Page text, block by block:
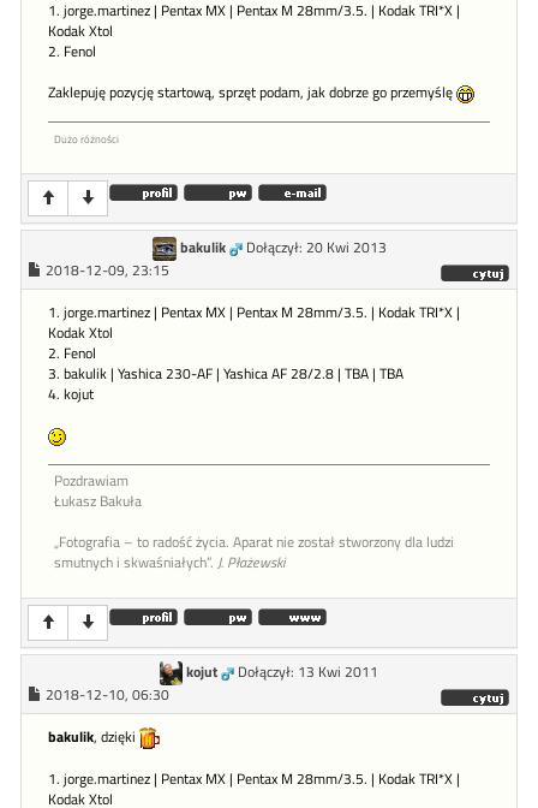
1. jorge.martinez | Pentax MX | Pentax M 28mm/3.5. | Kodak TRI*X |
Kodak Xtol
2. Fenol
Zaklepuję pozycję startową, sprzęt podam, jak dobrze go przemyślę
Dużo różności
bakulik
Dołączył: 20 Kwi 2013
2018-12-09, 23:15
1. jorge.martinez | Pentax MX | Pentax M 28mm/3.5. | Kodak TRI*X |
Kodak Xtol
2. Fenol
3. bakulik | Yashica 230-AF | Yashica AF 28/2.8 | TBA | TBA
4. kojut
Pozdrawiam
Łukasz Bakuła
„Fotografia – to radość życia. Aparat nie został stworzony dla ludzi
smutnych i skwaśniałych”. J. Płażewski
kojut
Dołączył: 13 Kwi 2011
2018-12-10, 06:30
bakulik, dzięki
1. jorge.martinez | Pentax MX | Pentax M 28mm/3.5. | Kodak TRI*X |
Kodak Xtol